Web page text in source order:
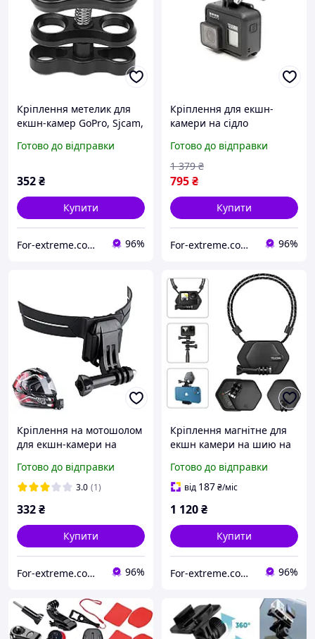
Кріплення метелик для
екшн-камер GoPro, Sjcam,
Готово до відправки
352₴
Купити
For-extreme.com.ua - все для фото- відеоблогу 96%
Кріплення для екшн-
камери на сідло
(AMBSM-001)
Готово до відправки
795₴
1 379 ₴
Купити
For-extreme.com.ua - все для фото- відеоблогу 96%
Кріплення на мотошолом
для екшн-камери на
Готово до відправки
3.0 (1)
332₴
Купити
For-extreme.com.ua - все для фото- відеоблогу 96%
Кріплення магнітне для
екшн камери на шию на
Готово до відправки
від 187₴/міс
1 120₴
Купити
For-extreme.com.ua - все для фото- відеоблогу 96%